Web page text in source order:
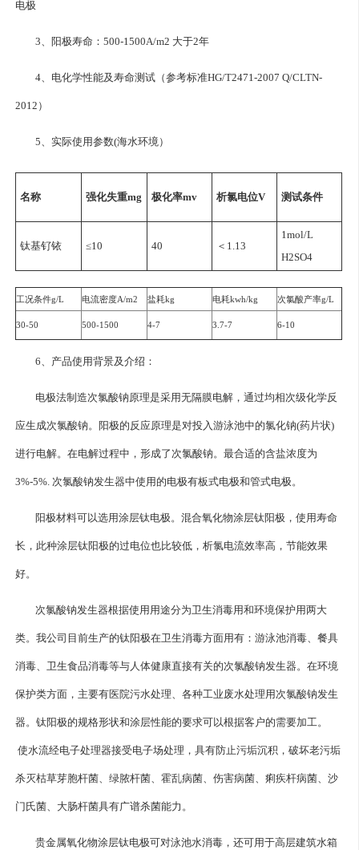
电极
3、阳极寿命：500-1500A/m2 大于2年
4、电化学性能及寿命测试（参考标准HG/T2471-2007 Q/CLTN-
2012）
5、实际使用参数(海水环境）
名称 强化失重mg 极化率mv 析氯电位V 测试条件
钛基钌铱 ≤10 40 ＜1.13
1mol/L
H2SO4
工况条件g/L 电流密度A/m2 盐耗kg 电耗kwh/kg 次氯酸产率g/L
30-50 500-1500 4-7 3.7-7 6-10
6、产品使用背景及介绍：
电极法制造次氯酸钠原理是采用无隔膜电解，通过均相次级化学反
应生成次氯酸钠。阳极的反应原理是对投入游泳池中的氯化钠(药片状)
进行电解。在电解过程中，形成了次氯酸钠。最合适的含盐浓度为
3%-5%. 次氯酸钠发生器中使用的电极有板式电极和管式电极。
阳极材料可以选用涂层钛电极。混合氧化物涂层钛阳极，使用寿命
长，此种涂层钛阳极的过电位也比较低，析氯电流效率高，节能效果
好。
次氯酸钠发生器根据使用用途分为卫生消毒用和环境保护用两大
类。我公司目前生产的钛阳极在卫生消毒方面用有：游泳池消毒、餐具
消毒、卫生食品消毒等与人体健康直接有关的次氯酸钠发生器。在环境
保护类方面，主要有医院污水处理、各种工业废水处理用次氯酸钠发生
器。钛阳极的规格形状和涂层性能的要求可以根据客户的需要加工。
使水流经电子处理器接受电子场处理，具有防止污垢沉积，破坏老污垢
杀灭枯草芽胞杆菌、绿脓杆菌、霍乱病菌、伤害病菌、痢疾杆病菌、沙
门氏菌、大肠杆菌具有广谱杀菌能力。
贵金属氧化物涂层钛电极可对泳池水消毒，还可用于高层建筑水箱